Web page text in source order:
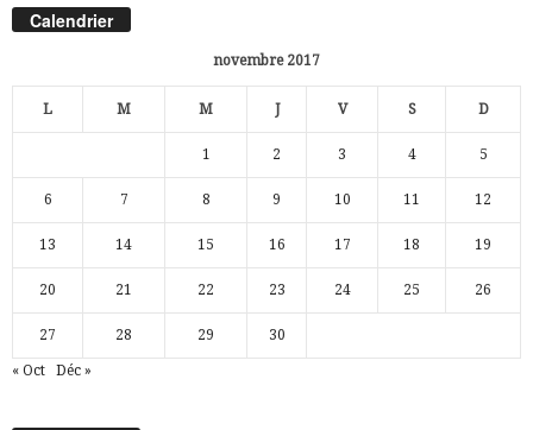
Calendrier
novembre 2017
L M M J V S D
1 2 3 4 5
6 7 8 9 10 11 12
13 14 15 16 17 18 19
20 21 22 23 24 25 26
27 28 29 30
« Oct Déc »